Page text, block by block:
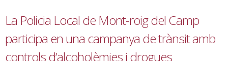
La Policia Local de Mont-roig del Camp
participa en una campanya de trànsit amb
controls d’alcoholèmies i drogues